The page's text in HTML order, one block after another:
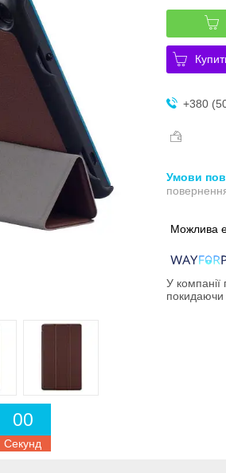
00
Секунд
+380
У компанії
покидаючи